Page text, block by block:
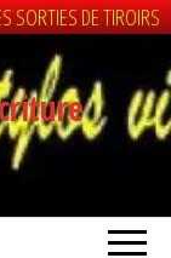
SORTIES DE TIROIRS